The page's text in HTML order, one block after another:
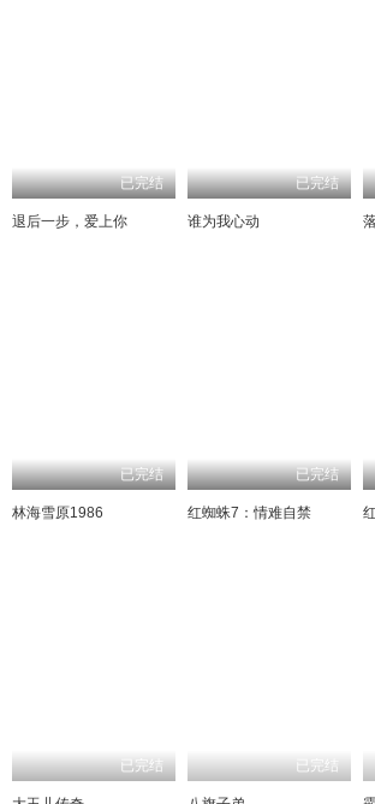
已完结
退后一步，爱上你
已完结
谁为我心动
已完结
林海雪原1986
已完结
红蜘蛛7：情难自禁
已完结 已完结